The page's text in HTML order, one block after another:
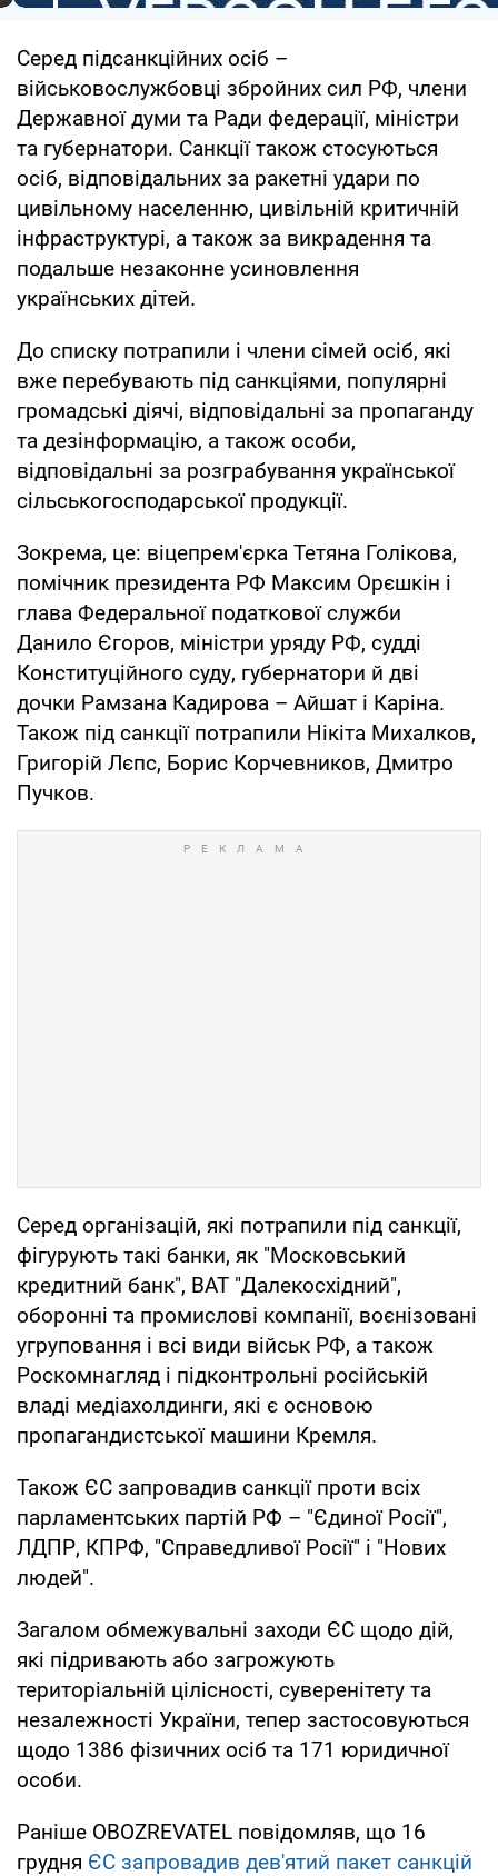
Серед підсанкційних осіб –
військовослужбовці збройних сил РФ, члени
Державної думи та Ради федерації, міністри
та губернатори. Санкції також стосуються
осіб, відповідальних за ракетні удари по
цивільному населенню, цивільній критичній
інфраструктурі, а також за викрадення та
подальше незаконне усиновлення
українських дітей.
До списку потрапили і члени сімей осіб, які
вже перебувають під санкціями, популярні
громадські діячі, відповідальні за пропаганду
та дезінформацію, а також особи,
відповідальні за розграбування української
сільськогосподарської продукції.
Зокрема, це: віцепрем'єрка Тетяна Голікова,
помічник президента РФ Максим Орєшкін і
глава Федеральної податкової служби
Данило Єгоров, міністри уряду РФ, судді
Конституційного суду, губернатори й дві
дочки Рамзана Кадирова – Айшат і Каріна.
Також під санкції потрапили Нікіта Михалков,
Григорій Лєпс, Борис Корчевников, Дмитро
Пучков.
Серед організацій, які потрапили під санкції,
фігурують такі банки, як "Московський
кредитний банк", ВАТ "Далекосхідний",
оборонні та промислові компанії, воєнізовані
угруповання і всі види військ РФ, а також
Роскомнагляд і підконтрольні російській
владі медіахолдинги, які є основою
пропагандистської машини Кремля.
Також ЄС запровадив санкції проти всіх
парламентських партій РФ – "Єдиної Росії",
ЛДПР, КПРФ, "Справедливої Росії" і "Нових
людей".
Загалом обмежувальні заходи ЄС щодо дій,
які підривають або загрожують
територіальній цілісності, суверенітету та
незалежності України, тепер застосовуються
щодо 1386 фізичних осіб та 171 юридичної
особи.
Раніше OBOZREVATEL повідомляв, що 16
грудня ЄС запровадив дев'ятий пакет санкцій